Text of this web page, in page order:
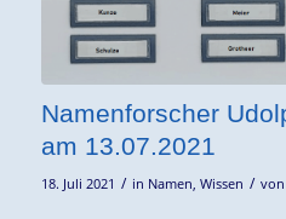
Namenforscher
am 13.07.2021
18. Juli 2021 / in Namen Wissen / von